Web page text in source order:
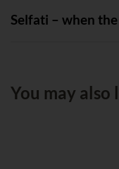
Selfati – when
You may also